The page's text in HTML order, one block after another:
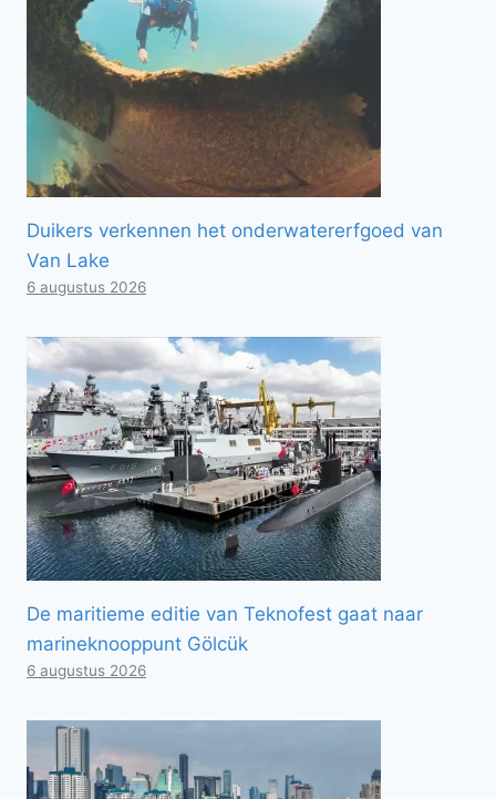
Duikers verkennen het onderwatererfgoed van
Van Lake
6 augustus 2026
De maritieme editie van Teknofest gaat naar
marineknooppunt Gölcük
6 augustus 2026